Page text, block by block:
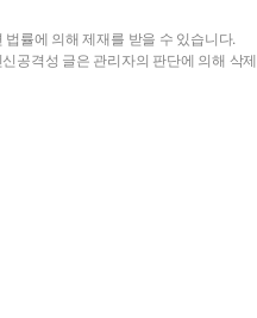
률에 의해 제재를 받을 수 있습니다.
공격성 글은 관리자의 판단에 의해 삭제